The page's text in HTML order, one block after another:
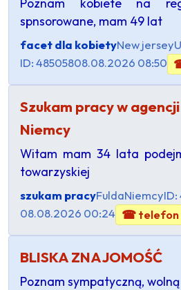
spnsorowane, mam 49 lat
facet dla kobietyNew jersey
ID: 48505808.08.2026 08:50
Szukam pracy w
Niemcy
Witam mam 34 lata
towarzyskiej
szukam pracyFuldaNiemcyID:
08.08.2026 00:24 ☎ telefon
BLISKA ZNAJOMOŚĆ
​Poznam sympatyczną,